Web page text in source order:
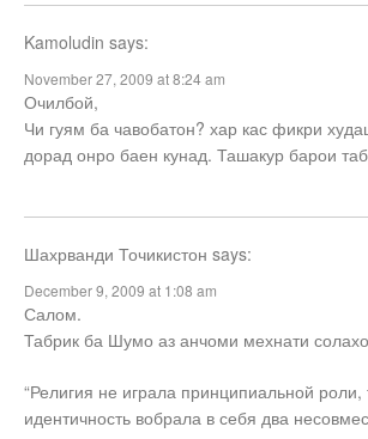
Kamoludin says:
November 27, 2009 at 8:24 am
Очилбой,
Чи гуям ба чавобатон? хар кас фикри
дорад онро баен кунад. Ташакур барои
Шахрванди Точикистон says:
December 9, 2009 at 1:08 am
Салом.
Табрик ба Шумо аз анчоми мехнати
“Религия не играла принципиальной роли,
идентичность вобрала в себя два